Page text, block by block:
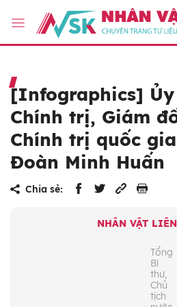
[Infographics]
Chính trị, Giám
Chính trị quốc
Đoàn Minh Huấn
Chia sẻ:
NHÂN VẬT
Tổng
Bí
thư,
Chủ
tịch